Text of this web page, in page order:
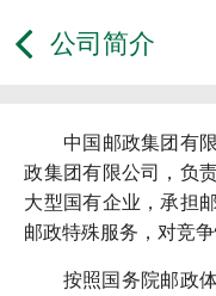
公司简介
中国邮政集团有限
政集团有限公司，负
大型国有企业，承担
邮政特殊服务，对竞
按照国务院邮政体